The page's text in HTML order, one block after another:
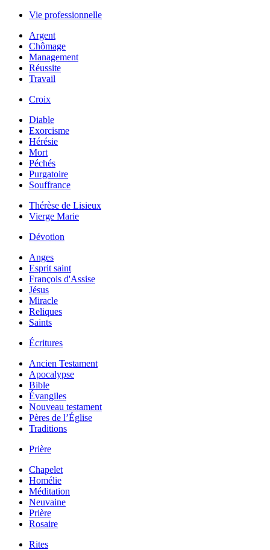
Vie professionnelle
Argent
Chômage
Management
Réussite
Travail
Croix
Diable
Exorcisme
Hérésie
Mort
Péchés
Purgatoire
Souffrance
Thérèse de Lisieux
Vierge Marie
Dévotion
Anges
Esprit saint
François d'Assise
Jésus
Miracle
Reliques
Saints
Écritures
Ancien Testament
Apocalypse
Bible
Évangiles
Nouveau testament
Pères de l’Église
Traditions
Prière
Chapelet
Homélie
Méditation
Neuvaine
Prière
Rosaire
Rites